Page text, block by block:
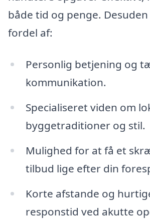
både tid og penge.
fordel af:
Personlig betjening og
kommunikation.
Specialiseret viden om
byggetraditioner og stil.
Mulighed for at få et
tilbud lige efter din
Korte afstande og
responstid ved akutte